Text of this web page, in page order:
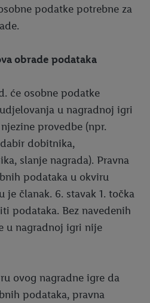
podatke potrebne za
obrade podataka
će osobne podatke
u nagradnoj igri
provedbe (npr.
dobitnika,
slanje nagrada). Pravna
podataka u okviru
je članak. 6. stavak 1. točka
podataka. Bez navedenih
u nagradnoj igri nije
ovog nagradne igre da
podataka, pravna